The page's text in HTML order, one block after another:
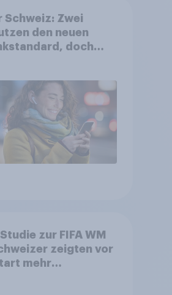
Schweiz: Zwei
den neuen
doch
zur FIFA WM
zeigten vor
mehr